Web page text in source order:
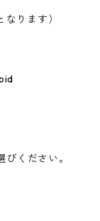
ります）
ください。